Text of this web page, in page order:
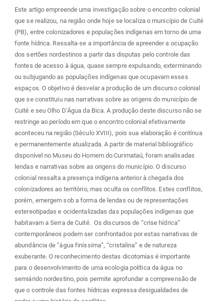
Este artigo empreende uma investigação sobre o encontro colonial
que se realizou, na região onde hoje se localiza o município de Cuité
(PB), entre colonizadores e populações indígenas em torno de uma
fonte hídrica. Ressalta-se a importância de apreender a ocupação
dos sertões nordestinos a partir das disputas pelo controle das
fontes de acesso à água, quase sempre expulsando, exterminando
ou subjugando as populações indígenas que ocupavam esses
espaços. O objetivo é desvelar a produção de um discurso colonial
que se constituiu nas narrativas sobre as origens do município de
Cuité e seu Olho D’Água da Bica. A produção deste discurso não se
restringe ao período em que o encontro colonial efetivamente
aconteceu na região (Século XVIII), pois sua elaboração é contínua
e permanentemente atualizada. A partir de material bibliográfico
disponível no Museu do Homem do Curimataú, foram analisadas
lendas e narrativas sobre as origens do município. O discurso
colonial ressalta a presença indígena anterior à chegada dos
colonizadores ao território, mas oculta os conflitos. Estes conflitos,
porém, emergem sob a forma de lendas ou de representações
estereotipadas e ocidentalizadas das populações indígenas que
habitavam a Serra de Cuité. Os discursos de “crise hídrica”
contemporâneos podem ser confrontados por estas narrativas de
abundância de “água finíssima”, “cristalina” e de natureza
exuberante. O reconhecimento destas dicotomias é importante
para o desenvolvimento de uma ecologia política da água no
semiárido nordestino, pois permite aprofundar a compreensão de
que o controle das fontes hídricas expressa desigualdades de